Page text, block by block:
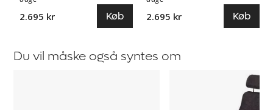
2.695 kr Køb 2.695 kr Køb
Du vil måske også syntes om